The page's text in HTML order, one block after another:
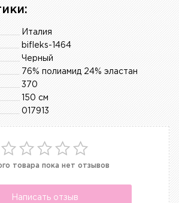
Италия
bifleks-1464
Черный
76% полиамид 24% эластан
370
150 см
017913
товара пока нет отзывов
Написать отзыв